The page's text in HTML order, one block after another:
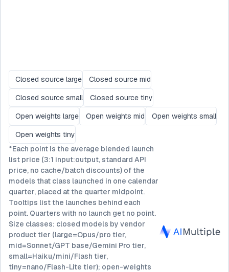
Closed source large
Closed source mid
Closed source small
Closed source tiny
Open weights large
Open weights mid
Open weights small
Open weights tiny
*Each point is the average blended launch
list price (3:1 input:output, standard API
price, no cache/batch discounts) of the
models that class launched in one calendar
quarter, placed at the quarter midpoint.
Tooltips list the launches behind each
point. Quarters with no launch get no point.
Size classes: closed models by vendor
product tier (large=Opus/pro tier,
mid=Sonnet/GPT base/Gemini Pro tier,
small=Haiku/mini/Flash tier,
tiny=nano/Flash-Lite tier); open-weights